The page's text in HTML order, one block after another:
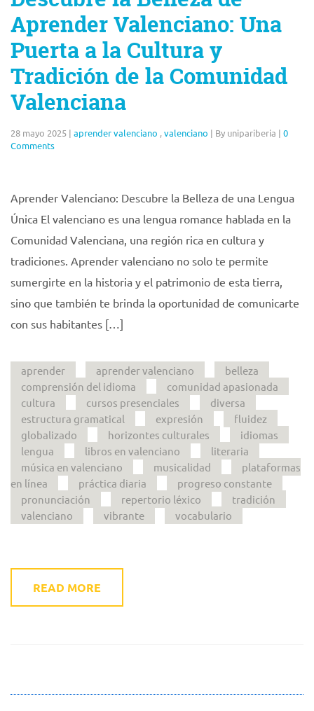
Aprender Valenciano: Una
Puerta a la Cultura y
Tradición de la Comunidad
Valenciana
28 mayo 2025 | aprender valenciano ,valenciano | By unipariberia | 0
Comments
Aprender Valenciano: Descubre la Belleza de una Lengua
Única El valenciano es una lengua romance hablada en la
Comunidad Valenciana, una región rica en cultura y
tradiciones. Aprender valenciano no solo te permite
sumergirte en la historia y el patrimonio de esta tierra,
sino que también te brinda la oportunidad de comunicarte
con sus habitantes […]
aprender aprender valenciano
belleza
comprensión del idioma
comunidad apasionada
cultura
cursos presenciales
diversa
estructura gramatical
expresión
fluidez
globalizado
horizontes culturales
idiomas
lengua
libros en valenciano
literaria
música en valenciano
musicalidad
plataformas
en línea
práctica diaria
progreso constante
pronunciación
repertorio léxico
tradición
valenciano
vibrante vocabulario
READ MORE